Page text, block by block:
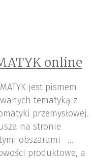
online
jest pismem
tematyką z
przemysłowej.
na stronie
obszarami –
produktowe, a